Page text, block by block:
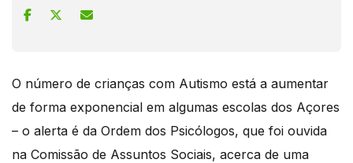
O número de crianças com Autismo está a aumentar
de forma exponencial em algumas escolas dos Açores
– o alerta é da Ordem dos Psicólogos, que foi ouvida
na Comissão de Assuntos Sociais, acerca de uma